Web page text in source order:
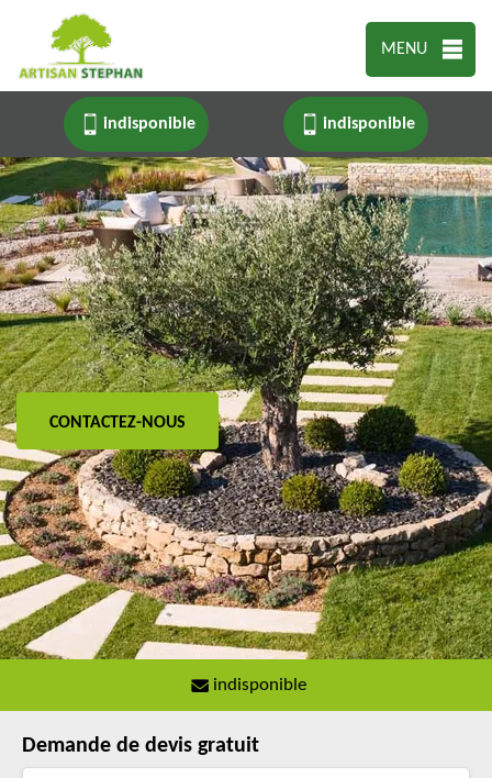
MENU
indisponible indisponible
CONTACTEZ-NOUS
indisponible
Demande de devis gratuit